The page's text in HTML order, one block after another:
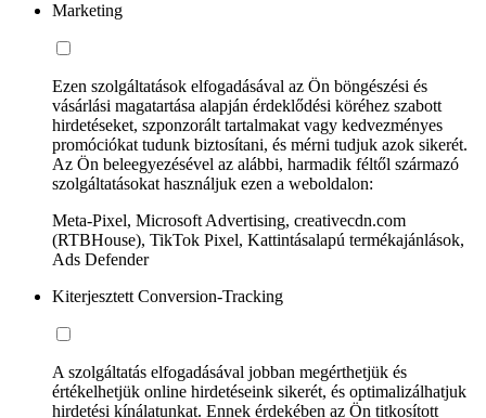
Marketing
Ezen szolgáltatások elfogadásával az Ön böngészési és
vásárlási magatartása alapján érdeklődési köréhez szabott
hirdetéseket, szponzorált tartalmakat vagy kedvezményes
promóciókat tudunk biztosítani, és mérni tudjuk azok sikerét.
Az Ön beleegyezésével az alábbi, harmadik féltől származó
szolgáltatásokat használjuk ezen a weboldalon:
Meta-Pixel, Microsoft Advertising, creativecdn.com
(RTBHouse), TikTok Pixel, Kattintásalapú termékajánlások,
Ads Defender
Kiterjesztett Conversion-Tracking
A szolgáltatás elfogadásával jobban megérthetjük és
értékelhetjük online hirdetéseink sikerét, és optimalizálhatjuk
hirdetési kínálatunkat. Ennek érdekében az Ön titkosított